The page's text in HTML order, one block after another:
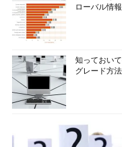
ローバル情
知っておい
グレード方